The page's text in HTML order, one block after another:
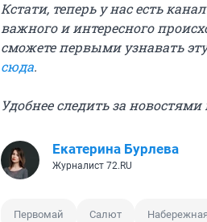
Кстати, теперь у нас есть
важного и интересного
сможете первыми узнавать
сюда.
Удобнее следить за
Екатерина Бурлева
Журналист 72.RU
Первомай Салют Набережная